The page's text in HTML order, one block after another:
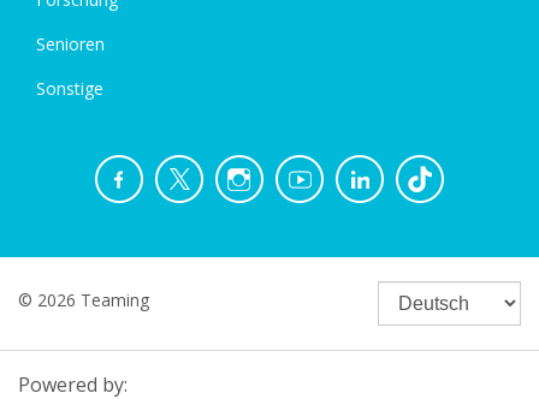
Senioren
Sonstige
© 2026 Teaming
Powered by: